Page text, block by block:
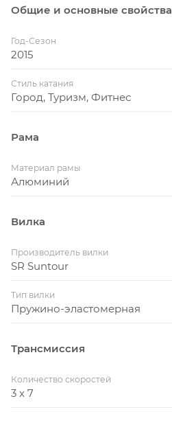
Общие и основные свойства
Год-Сезон
2015
Стиль катания
Город, Туризм, Фитнес
Рама
Материал рамы
Алюминий
Вилка
Производитель вилки
SR Suntour
Тип вилки
Пружино-эластомерная
Трансмиссия
Количество скоростей
3 x 7